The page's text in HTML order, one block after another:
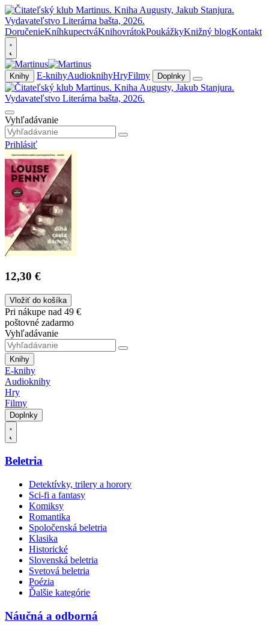
DoručenieKníhkupectváKnihovrátokPoukážkyKnižný blogKontakt
Knihy E-knihyAudioknihyHryFilmy Doplnky
Vyhľadávanie
Prihlásiť
12,30 €
Vložiť do košíka
Pri nákupe nad 49 €
poštovné zadarmo
Vyhľadávanie
Knihy
E-knihy
Audioknihy
Hry
Filmy
Doplnky
Beletria
Detektívky, trilery a horory
Sci-fi a fantasy
Komiksy
Romantika
Spoločenská beletria
Klasika
Historické
Slovenská beletria
Svetová beletria
Poézia
Ďalšie kategórie
Náučná a odborná